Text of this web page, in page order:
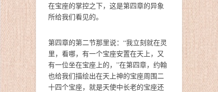
在宝座的掌控之下，这是第四章的异象
所给我们看见的。
第四章的第二节那里说：“我立刻就在灵
里，看哪，有一个宝座安置在天上，又
有一位坐在宝座上的，”在第四章，约翰
也给我们描绘出在天上神的宝座周围二
十四个宝座，就是天使中长老的宝座还